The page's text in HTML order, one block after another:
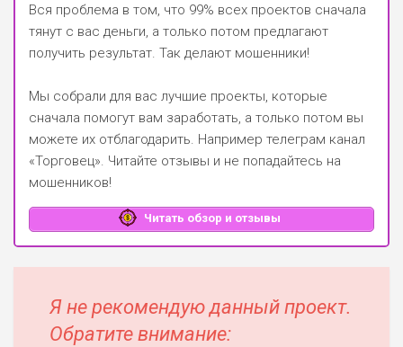
Вся проблема в том, что 99% всех проектов сначала
тянут с вас деньги, а только потом предлагают
получить результат. Так делают мошенники!
Мы собрали для вас лучшие проекты, которые
сначала помогут вам заработать, а только потом вы
можете их отблагодарить. Например телеграм канал
«Торговец». Читайте отзывы и не попадайтесь на
мошенников!
Читать обзор и отзывы
Я не рекомендую данный проект.
Обратите внимание: